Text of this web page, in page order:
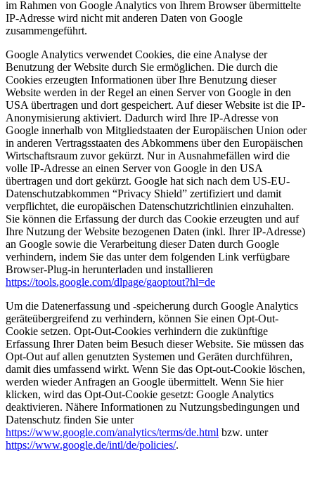
im Rahmen von Google Analytics von Ihrem Browser übermittelte
IP-Adresse wird nicht mit anderen Daten von Google
zusammengeführt.
Google Analytics verwendet Cookies, die eine Analyse der
Benutzung der Website durch Sie ermöglichen. Die durch die
Cookies erzeugten Informationen über Ihre Benutzung dieser
Website werden in der Regel an einen Server von Google in den
USA übertragen und dort gespeichert. Auf dieser Website ist die IP-
Anonymisierung aktiviert. Dadurch wird Ihre IP-Adresse von
Google innerhalb von Mitgliedstaaten der Europäischen Union oder
in anderen Vertragsstaaten des Abkommens über den Europäischen
Wirtschaftsraum zuvor gekürzt. Nur in Ausnahmefällen wird die
volle IP-Adresse an einen Server von Google in den USA
übertragen und dort gekürzt. Google hat sich nach dem US-EU-
Datenschutzabkommen “Privacy Shield” zertifiziert und damit
verpflichtet, die europäischen Datenschutzrichtlinien einzuhalten.
Sie können die Erfassung der durch das Cookie erzeugten und auf
Ihre Nutzung der Website bezogenen Daten (inkl. Ihrer IP-Adresse)
an Google sowie die Verarbeitung dieser Daten durch Google
verhindern, indem Sie das unter dem folgenden Link verfügbare
Browser-Plug-in herunterladen und installieren
https://tools.google.com/dlpage/gaoptout?hl=de
Um die Datenerfassung und -speicherung durch Google Analytics
geräteübergreifend zu verhindern, können Sie einen Opt-Out-
Cookie setzen. Opt-Out-Cookies verhindern die zukünftige
Erfassung Ihrer Daten beim Besuch dieser Website. Sie müssen das
Opt-Out auf allen genutzten Systemen und Geräten durchführen,
damit dies umfassend wirkt. Wenn Sie das Opt-out-Cookie löschen,
werden wieder Anfragen an Google übermittelt. Wenn Sie hier
klicken, wird das Opt-Out-Cookie gesetzt: Google Analytics
deaktivieren. Nähere Informationen zu Nutzungsbedingungen und
Datenschutz finden Sie unter
https://www.google.com/analytics/terms/de.html bzw. unter
https://www.google.de/intl/de/policies/.